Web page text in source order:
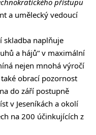
přístupu
a umělecký vedoucí
skladba naplňuje
a hájů“ v maximální
nejen mnohá výročí
obrací pozornost
do září postupně
v Jeseníkách a okolí
na 200 účinkujících z